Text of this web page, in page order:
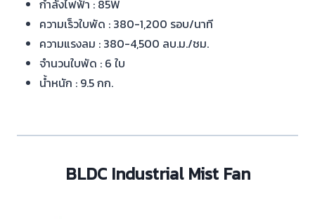
กำลังไฟฟ้า : 85W
ความเร็วใบพัด : 380-1,200 รอบ/นาที
ความแรงลม : 380-4,500 ลบ.ม./ชม.
จำนวนใบพัด : 6 ใบ
น้ำหนัก : 9.5 กก.
BLDC Industrial Mist Fan